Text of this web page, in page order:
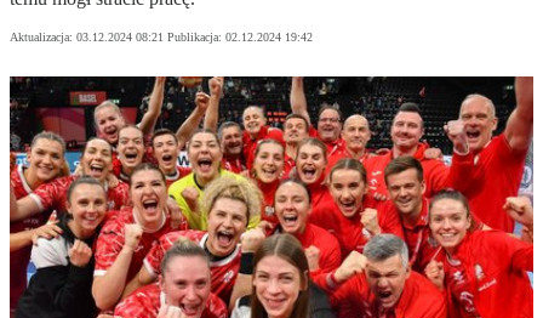
Aktualizacja: 03.12.2024 08:21 Publikacja: 02.12.2024 19:42